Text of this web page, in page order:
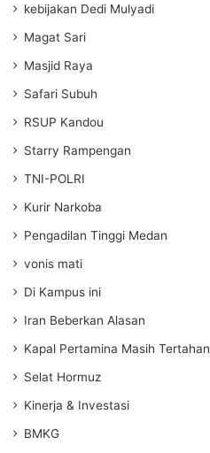
kebijakan Dedi Mulyadi
Magat Sari
Masjid Raya
Safari Subuh
RSUP Kandou
Starry Rampengan
TNI-POLRI
Kurir Narkoba
Pengadilan Tinggi Medan
vonis mati
Di Kampus ini
Iran Beberkan Alasan
Kapal Pertamina Masih Tertahan
Selat Hormuz
Kinerja & Investasi
BMKG